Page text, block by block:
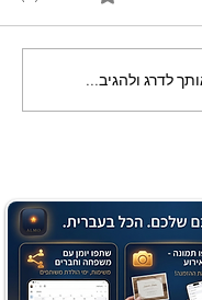
עוגת מייפל
וקלה - זיוה
לדרג ולהגיב...